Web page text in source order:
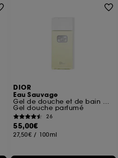
DIOR
Eau Sauvage
Gel de douche et de bain pour homme
Gel douche parfumé
26
55,00€
27,50€ / 100ml